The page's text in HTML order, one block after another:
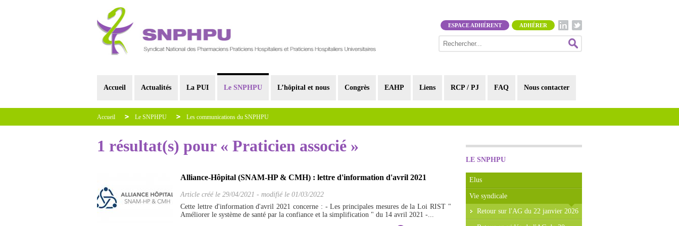
ADHÉRER
ESPACE ADHÉRENT
Accueil Actualités La PUI Le SNPHPU L’hôpital et nous Congrès EAHP Liens RCP / PJ FAQ Nous contacter
Accueil Le SNPHPU Les communications du SNPHPU
LE SNPHPU
Elus
Vie syndicale
Retour sur l'AG du 22 janvier 2026
1 résultat(s) pour « Praticien associé »
Alliance-Hôpital (SNAM-HP & CMH) : lettre d'information d'avril 2021
Article créé le 29/04/2021 - modifié le 01/03/2022
Cette lettre d'information d'avril 2021 concerne : - Les principales mesures de la Loi RIST "
Améliorer le système de santé par la confiance et la simplification " du 14 avril 2021 -...